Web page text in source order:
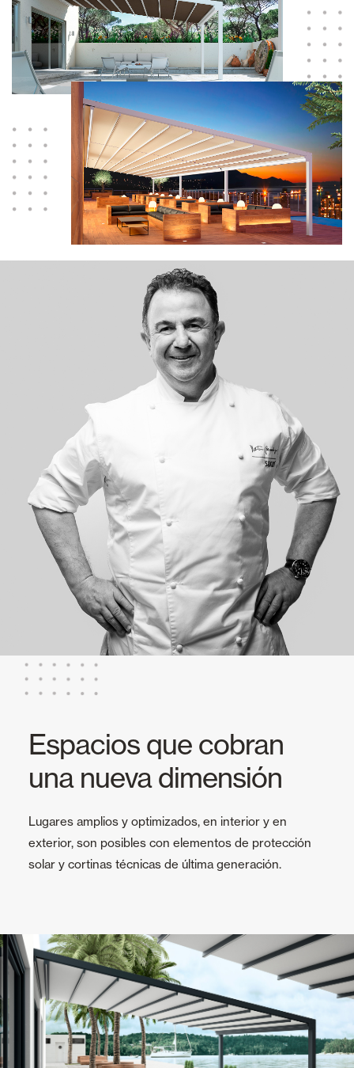
Espacios que cobran
una nueva dimensión
Lugares amplios y optimizados, en interior y en
exterior, son posibles con elementos de protección
solar y cortinas técnicas de última generación.